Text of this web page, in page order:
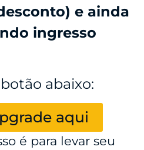
e ainda
ingresso
abaixo:
aqui
é para levar seu